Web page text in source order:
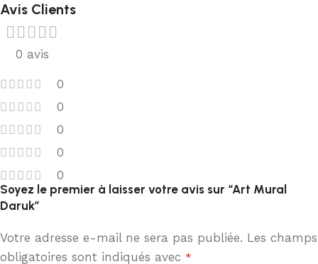
Avis Clients
0 avis
0
0
0
0
0
Soyez le premier à laisser votre avis sur “Art Mural
Daruk”
Votre adresse e-mail ne sera pas publiée. Les champs
obligatoires sont indiqués avec *